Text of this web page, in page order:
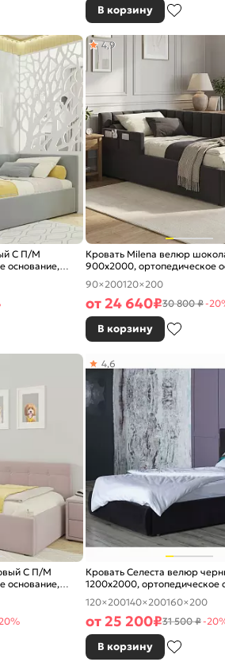
В корзину
С П/М
основание,
Кровать Milena велюр
900x2000, ортопедическое
4,9
90×200120×200
от 24 640₽30 800 ₽-
В корзину
С П/М
основание,
Кровать Селеста велюр
1200x2000, ортопедическое
изголовье мягкое
4,6
120×200140×200160×200
от 25 200₽31 500 ₽-
В корзину